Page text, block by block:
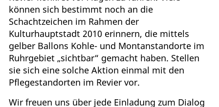
können sich bestimmt noch an die
Schachtzeichen im Rahmen der
Kulturhauptstadt 2010 erinnern, die mittels
gelber Ballons Kohle- und Montanstandorte im
Ruhrgebiet „sichtbar“ gemacht haben. Stellen
sie sich eine solche Aktion einmal mit den
Pflegestandorten im Revier vor.
Wir freuen uns über jede Einladung zum Dialog